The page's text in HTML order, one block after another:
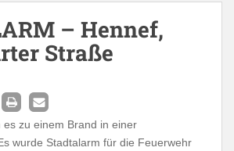
– Hennef,
Straße
es zu einem Brand in einer
wurde Stadtalarm für die Feuerwehr